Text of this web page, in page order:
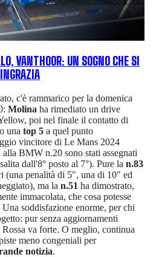
VANTHOOR: UN SOGNO CHE SI
c'è rammarico per la domenica
Molina ha rimediato un drive
poi nel finale il contatto di
una top 5 a quel punto
vincitore di Le Mans 2024
BMW n.20 sono stati assegnati
dall'8° posto al 7°). Pure la n.83
(una penalità di 5", una di 10" ed
ma la n.51 ha dimostrato,
immacolata, che cosa potesse
soddisfazione enorme, per chi
pur senza aggiornamenti
Rossa va forte. O meglio, continua
meno congeniali per
notizia.